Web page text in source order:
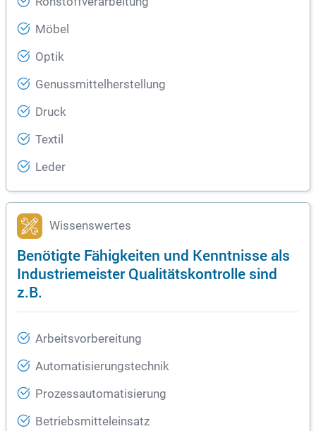
Möbel
Optik
Genussmittelherstellung
Druck
Textil
Leder
Wissenswertes
Benötigte Fähigkeiten und Kenntnisse als
Industriemeister Qualitätskontrolle sind
z.B.
Arbeitsvorbereitung
Automatisierungstechnik
Prozessautomatisierung
Betriebsmitteleinsatz